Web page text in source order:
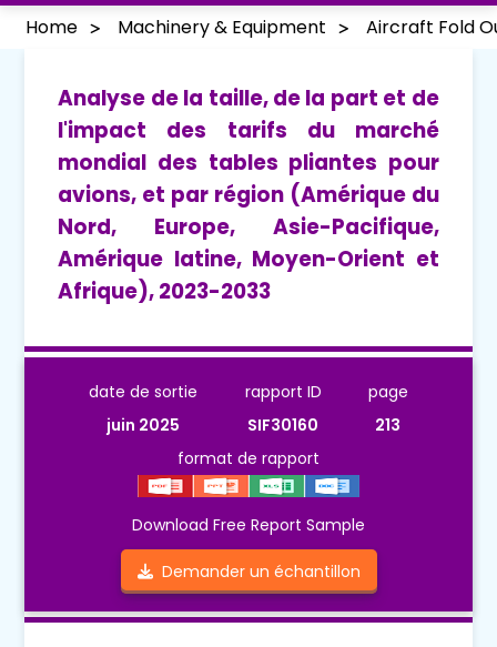
Home Machinery & Equipment Aircraft Fold
Analyse de la taille, de la part et de
l'impact des tarifs du marché
mondial des tables pliantes pour
avions, et par région (Amérique du
Nord, Europe, Asie-Pacifique,
Amérique latine, Moyen-Orient et
Afrique), 2023-2033
date de sortie
juin 2025
rapport ID
SIF30160
page
213
format de rapport
Download Free Report Sample
Demander un échantillon